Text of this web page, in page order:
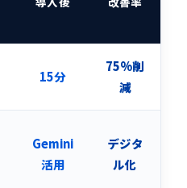
15分
75%削
減
Gemini
活用
デジタ
ル化